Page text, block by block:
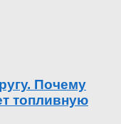
Почему
топливную